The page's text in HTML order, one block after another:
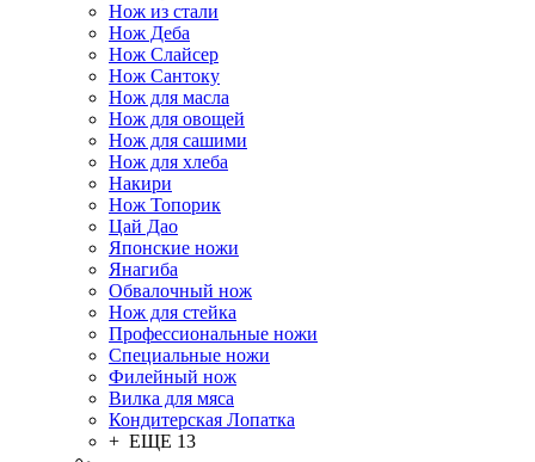
Нож из стали
Нож Деба
Нож Слайсер
Нож Сантоку
Нож для масла
Нож для овощей
Нож для сашими
Нож для хлеба
Накири
Нож Топорик
Цай Дао
Японские ножи
Янагиба
Обвалочный нож
Нож для стейка
Профессиональные ножи
Специальные ножи
Филейный нож
Вилка для мяса
Кондитерская Лопатка
+ ЕЩЕ 13